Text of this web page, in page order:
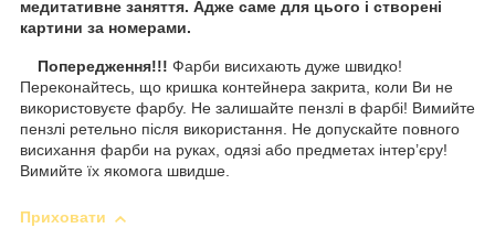
медитативне заняття. Адже саме для цього і створені
картини за номерами.
Попередження!!! Фарби висихають дуже швидко!
Переконайтесь, що кришка контейнера закрита, коли Ви не
використовуєте фарбу. Не залишайте пензлі в фарбі! Вимийте
пензлі ретельно після використання. Не допускайте повного
висихання фарби на руках, одязі або предметах інтер’єру!
Вимийте їх якомога швидше.
Приховати